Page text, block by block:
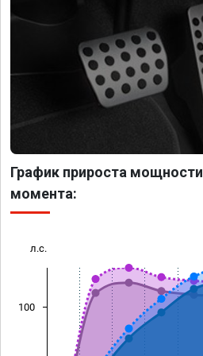
График прироста
момента:
л.с.
100